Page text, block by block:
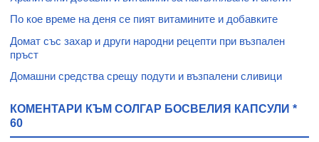
По кое време на деня се пият витамините и добавките
Домат със захар и други народни рецепти при възпален
пръст
Домашни средства срещу подути и възпалени сливици
КОМЕНТАРИ КЪМ СОЛГАР БОСВЕЛИЯ КАПСУЛИ *
60